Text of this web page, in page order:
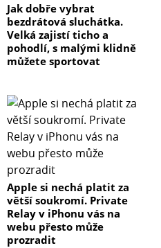
Jak dobře vybrat
bezdrátová sluchátka.
Velká zajistí ticho a
pohodlí, s malými klidně
můžete sportovat
Apple si nechá platit za
větší soukromí. Private
Relay v iPhonu vás na
webu přesto může
prozradit